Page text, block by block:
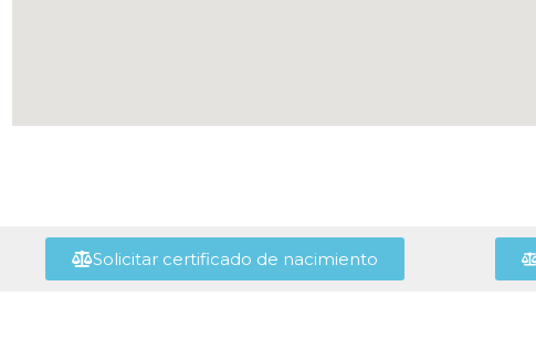
Solicitar certificado de nacimiento